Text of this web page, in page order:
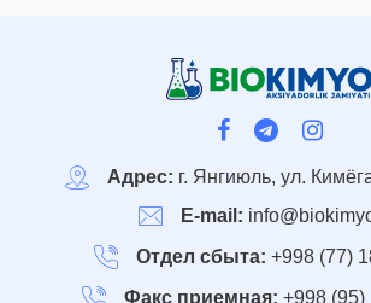
Адрес: г. Янгиюль, ул.
E-mail:
Отдел сбыта: +998 (77)
Факс приемная: +998 (95)